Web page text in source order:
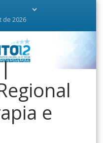
de 2026
|
e